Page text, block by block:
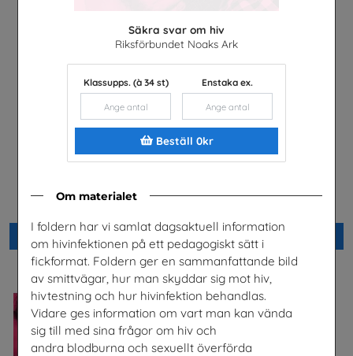
Säkra svar om hiv
Riksförbundet Noaks Ark
Klassupps. (à 34 st) Enstaka ex.
Beställ 0kr
Om materialet
I foldern har vi samlat dagsaktuell information
om hivinfektionen på ett pedagogiskt sätt i
fickformat. Foldern ger en sammanfattande bild
av smittvägar, hur man skyddar sig mot hiv,
hivtestning och hur hivinfektion behandlas.
Vidare ges information om vart man kan vända
sig till med sina frågor om hiv och
andra blodburna och sexuellt överförda
Arbetsmiljö
Beställ 0kr
Nästan alla män
Beställ 0kr